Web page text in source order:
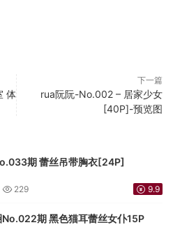
体
下一篇
rua阮阮-No.002 – 居家少女
[40P]-预览图
期 蕾丝吊带胸衣[24P]
229 9.9
期 黑色猫耳蕾丝女仆15P